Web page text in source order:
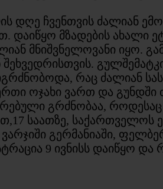
დღე ჩვენთვის ძალიან
დაიწყო მზადების
მნიშვნელოვანი იყო.
რაც ძალიან
ოჯახი ვართ და გუნდში
გრძნობაა,
საათზე, საქართველოს
გერმანიაში,
9 ივნისს დაიწყო და